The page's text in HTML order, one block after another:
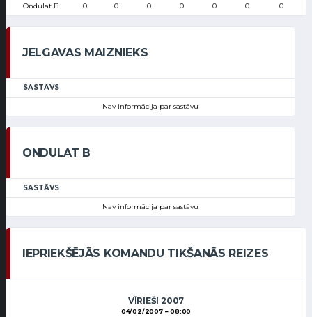
Ondulat B 0 0 0 0 0 0 0
JELGAVAS MAIZNIEKS
SASTĀVS
Nav informācija par sastāvu
ONDULAT B
SASTĀVS
Nav informācija par sastāvu
IEPRIEKŠĒJĀS KOMANDU TIKŠANĀS REIZES
VĪRIEŠI 2007
04/02/2007 08:00